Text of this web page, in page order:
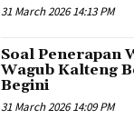
31 March 2026 14:13 PM
Soal Penerapan
Wagub Kalteng
Begini
31 March 2026 14:09 PM